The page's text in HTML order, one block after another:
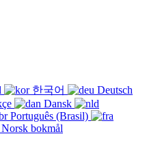
한국어
Deutsch
Dansk
Português (Brasil)
Norsk bokmål